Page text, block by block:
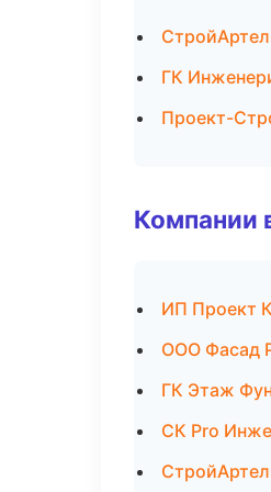
ГК
Проект-
Компании
ИП Проект
ООО Фасад
ГК Этаж
СК Pro